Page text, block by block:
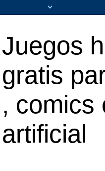
Juegos
gratis
, comics
artificial